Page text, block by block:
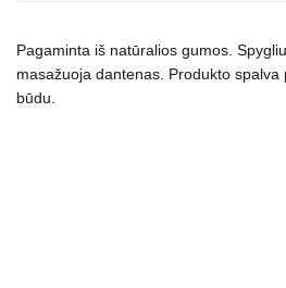
daudzums
Pagaminta iš natūralios gumos.
masažuoja dantenas. Produkto spalva
būdu.